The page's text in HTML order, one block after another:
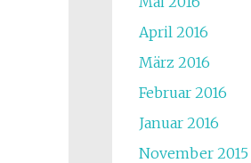
April 2016
März 2016
Februar 2016
Januar 2016
November 2015